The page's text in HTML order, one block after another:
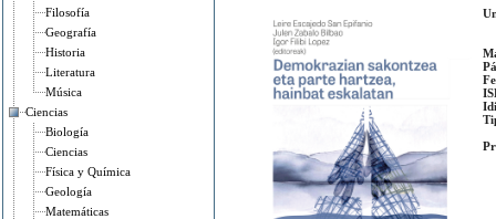
Filosofía
Geografía
Historia
Literatura
Música
Ciencias
Biología
Ciencias
Física y Química
Geología
Matemáticas